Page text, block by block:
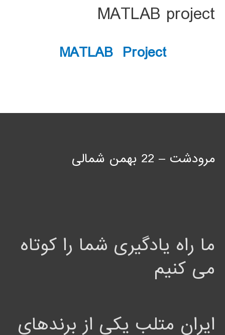
MATLAB project
MATLAB Project
مرودشت – 22 بهمن شمالی
ما راه یادگیری شما را کوتاه
می کنیم
ایران متلب یکی از برندهای